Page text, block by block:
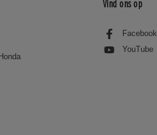
Vind ons op
Facebook
YouTube